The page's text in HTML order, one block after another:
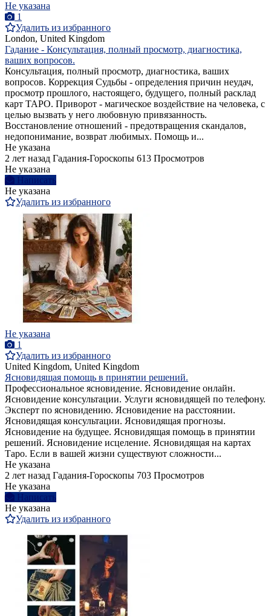
Не указана
1
Удалить из избранного
London, United Kingdom
Гадание - Консультация, полный просмотр, диагностика,
ваших вопросов.
Консультация, полный просмотр, диагностика, ваших
вопросов. Коррекция Судьбы - определения причин неудач,
просмотр прошлого, настоящего, будущего, полный расклад
карт ТАРО. Приворот - магическое воздействие на человека, с
целью вызвать у него любовную привязанность.
Восстановление отношений - предотвращения скандалов,
недопонимание, возврат любимых. Помощь и...
Не указана
2 лет назад Гадания-Гороскопы 613 Просмотров
Не указана
Написать
Не указана
Удалить из избранного
Не указана
1
Удалить из избранного
United Kingdom, United Kingdom
Ясновидящая помощь в принятии решений.
Профессиональное ясновидение. Ясновидение онлайн.
Ясновидение консультации. Услуги ясновидящей по телефону.
Эксперт по ясновидению. Ясновидение на расстоянии.
Ясновидящая консультации. Ясновидящая прогнозы.
Ясновидение на будущее. Ясновидящая помощь в принятии
решений. Ясновидение исцеление. Ясновидящая на картах
Таро. Если в вашей жизни существуют сложности...
Не указана
2 лет назад Гадания-Гороскопы 703 Просмотров
Не указана
Написать
Не указана
Удалить из избранного